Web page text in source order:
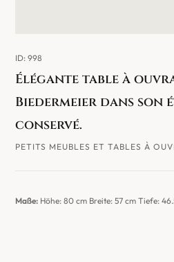
ID: 998
Élégante table à
Biedermeier dans son
conservé.
PETITS MEUBLES ET TABLES À
Maße: Höhe: 80 cm Breite: 57 cm Tiefe: